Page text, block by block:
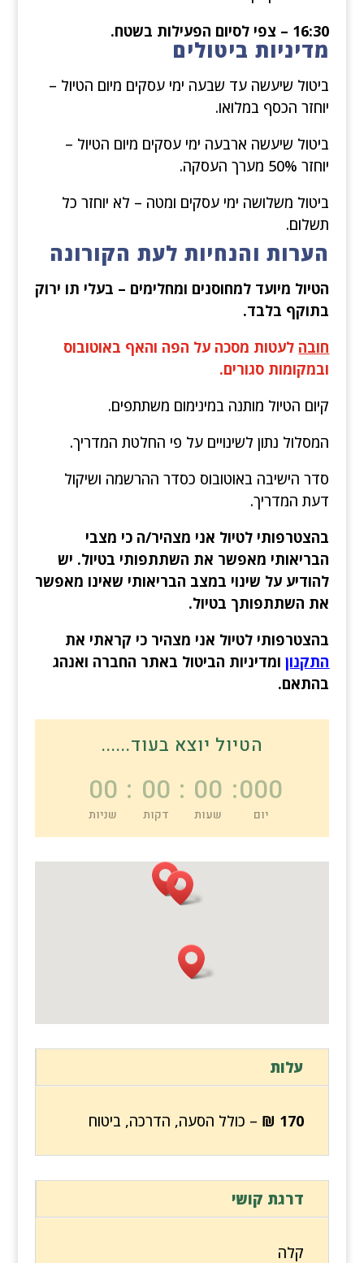
16:30 – צפי לסיום הפעילות בשטח.
מדיניות ביטולים
ביטול שיעשה עד שבעה ימי עסקים מיום הטיול –
יוחזר הכסף במלואו.
ביטול שיעשה ארבעה ימי עסקים מיום הטיול –
יוחזר 50% מערך העסקה.
ביטול משלושה ימי עסקים ומטה – לא יוחזר כל
תשלום.
הערות והנחיות לעת הקורונה
הטיול מיועד למחוסנים ומחלימים – בעלי תו ירוק
בתוקף בלבד.
חובה לעטות מסכה על הפה והאף באוטובוס
ובמקומות סגורים.
קיום הטיול מותנה במינימום משתתפים.
המסלול נתון לשינויים על פי החלטת המדריך.
סדר הישיבה באוטובוס כסדר ההרשמה ושיקול
דעת המדריך.
בהצטרפותי לטיול אני מצהיר/ה כי מצבי
הבריאותי מאפשר את השתתפותי בטיול. יש
להודיע על שינוי במצב הבריאותי שאינו מאפשר
את השתתפותך בטיול.
בהצטרפותי לטיול אני מצהיר כי קראתי את
התקנוןומדיניות הביטול באתר החברה ואנהג
בהתאם.
הטיול יוצא בעוד......
000
יום
:
00
שעות
:
00
דקות
:
00
שניות
עלות
170
₪ – כולל הסעה, הדרכה, ביטוח
דרגת קושי
קלה